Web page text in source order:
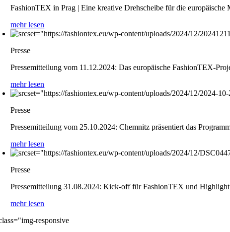
FashionTEX in Prag | Eine kreative Drehscheibe für die europäische
mehr lesen
Presse
Pressemitteilung vom 11.12.2024: Das europäische FashionTEX-
mehr lesen
Presse
Pressemitteilung vom 25.10.2024: Chemnitz präsentiert das
mehr lesen
Presse
Pressemitteilung 31.08.2024: Kick-off für FashionTEX und
mehr lesen